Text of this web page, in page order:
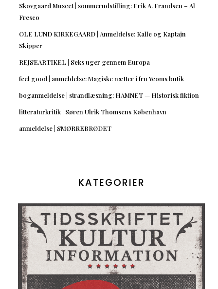
Skovgaard Museet | sommerudstilling: Erik A. Frandsen – Al
Fresco
OLE LUND KIRKEGAARD | Anmeldelse: Kalle og Kaptajn
Skipper
REJSEARTIKEL | Seks uger gennem Europa
feel good | anmeldelse: Magiske nætter i fru Yeoms butik
boganmeldelse | strandlæsning: HAMNET — Historisk fiktion
litteraturkritik | Søren Ulrik Thomsens København
anmeldelse | SMØRREBRØDET
KATEGORIER